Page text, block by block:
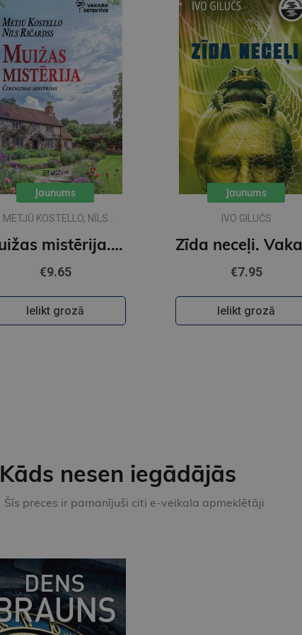
Jaunums
METJŪ KOSTELLO, NĪLS
Muižas mistērija. Vakara detektīvs
€9.65
Ielikt grozā
Jaunums
IVO GILUČS
€7.95
Ielikt grozā
Kāds nesen iegādājās
Šīs preces ir pamanījuši citi e-veikala apmeklētāji